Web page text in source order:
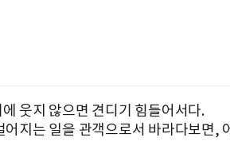
웃지 않으면 견디기 힘들어서다.
어지는 일을 관객으로서 바라다보면,